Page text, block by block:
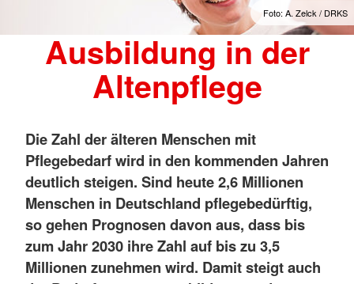
Foto: A. Zelck / DRKS
Ausbildung in der
Altenpflege
Die Zahl der älteren Menschen mit
Pflegebedarf wird in den kommenden Jahren
deutlich steigen. Sind heute 2,6 Millionen
Menschen in Deutschland pflegebedürftig,
so gehen Prognosen davon aus, dass bis
zum Jahr 2030 ihre Zahl auf bis zu 3,5
Millionen zunehmen wird. Damit steigt auch